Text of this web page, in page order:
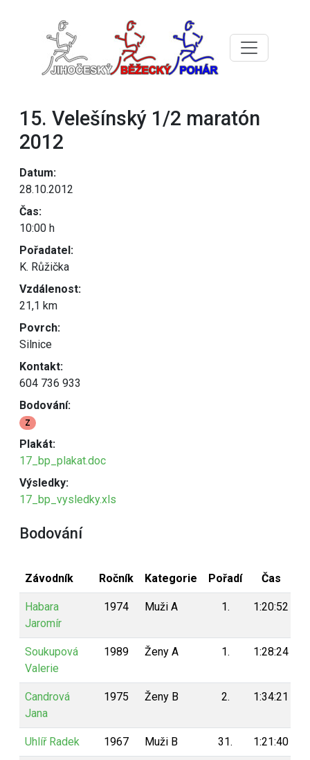
15. Velešínský 1/2 maratón
2012
Datum:
28.10.2012
Čas:
10:00 h
Pořadatel:
K. Růžička
Vzdálenost:
21,1 km
Povrch:
Silnice
Kontakt:
604 736 933
Bodování:
Z
Plakát:
17_bp_plakat.doc
Výsledky:
17_bp_vysledky.xls
Bodování
Závodník Ročník Kategorie Pořadí Čas
Habara
Jaromír
1974 Muži A 1. 1:20:52
Soukupová
Valerie
1989 Ženy A 1. 1:28:24
Candrová
Jana
1975 Ženy B 2. 1:34:21
Uhlíř Radek 1967 Muži B 31. 1:21:40